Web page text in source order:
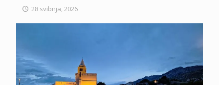
28 svibnja, 2026